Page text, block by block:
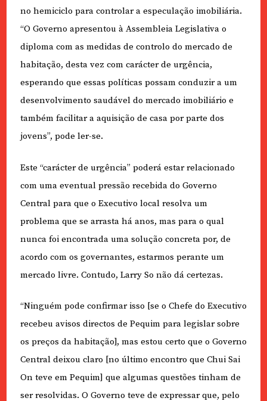
no hemiciclo para controlar a especulação imobiliária.
“O Governo apresentou à Assembleia Legislativa o
diploma com as medidas de controlo do mercado de
habitação, desta vez com carácter de urgência,
esperando que essas políticas possam conduzir a um
desenvolvimento saudável do mercado imobiliário e
também facilitar a aquisição de casa por parte dos
jovens”, pode ler-se.
Este “carácter de urgência” poderá estar relacionado
com uma eventual pressão recebida do Governo
Central para que o Executivo local resolva um
problema que se arrasta há anos, mas para o qual
nunca foi encontrada uma solução concreta por, de
acordo com os governantes, estarmos perante um
mercado livre. Contudo, Larry So não dá certezas.
“Ninguém pode confirmar isso [se o Chefe do Executivo
recebeu avisos directos de Pequim para legislar sobre
os preços da habitação], mas estou certo que o Governo
Central deixou claro [no último encontro que Chui Sai
On teve em Pequim] que algumas questões tinham de
ser resolvidas. O Governo teve de expressar que, pelo